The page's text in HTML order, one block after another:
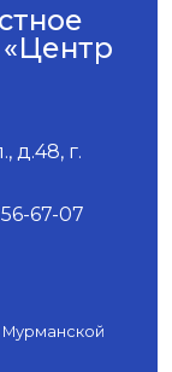
д.48, г.
67-07
Мурманской